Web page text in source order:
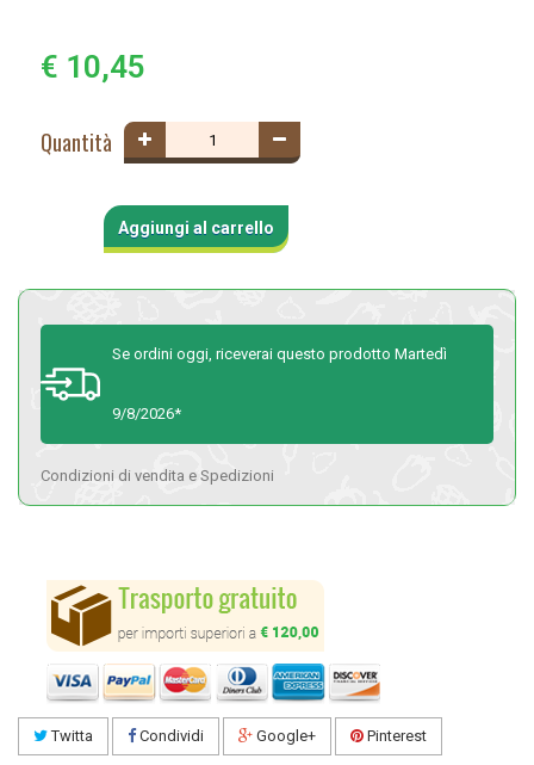
€ 10,45
Quantità
Aggiungi al carrello
Se ordini oggi, riceverai questo prodotto Martedì
9/8/2026*
Condizioni di vendita e Spedizioni
Twitta Condividi Google+ Pinterest